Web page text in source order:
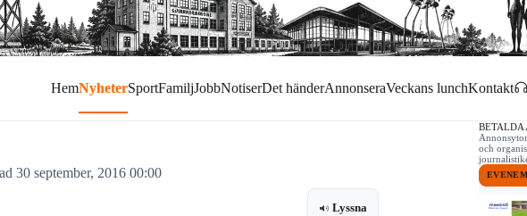
HemNyheterSportFamiljJobbNotiserDet händerAnnonseraVeckans lunchKontakt
30 september, 2016 00:00
Lyssna
BETALDA
och